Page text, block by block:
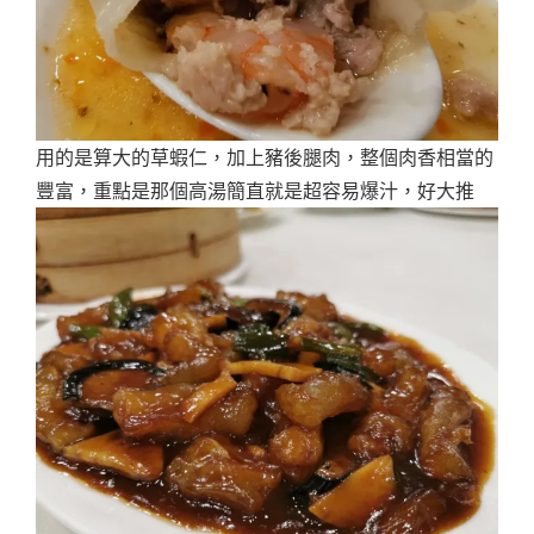
用的是算大的草蝦仁，加上豬後腿肉，整個肉香相當的
豐富，重點是那個高湯簡直就是超容易爆汁，好大推